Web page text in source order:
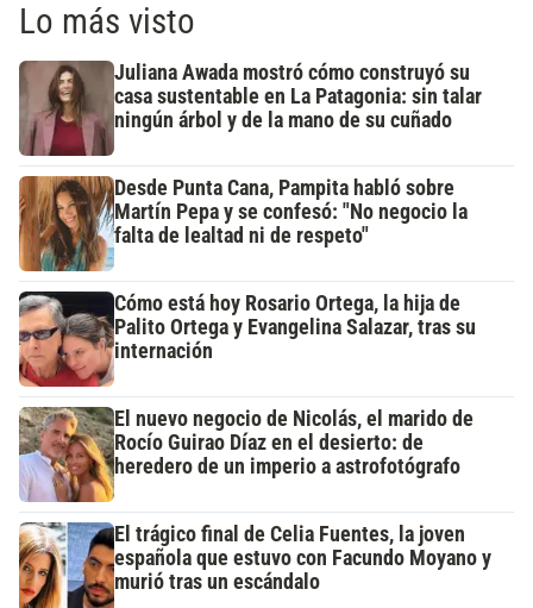
Lo más visto
Juliana Awada mostró cómo construyó su
casa sustentable en La Patagonia: sin talar
ningún árbol y de la mano de su cuñado
Desde Punta Cana, Pampita habló sobre
Martín Pepa y se confesó: "No negocio la
falta de lealtad ni de respeto"
Cómo está hoy Rosario Ortega, la hija de
Palito Ortega y Evangelina Salazar, tras su
internación
El nuevo negocio de Nicolás, el marido de
Rocío Guirao Díaz en el desierto: de
heredero de un imperio a astrofotógrafo
El trágico final de Celia Fuentes, la joven
española que estuvo con Facundo Moyano y
murió tras un escándalo